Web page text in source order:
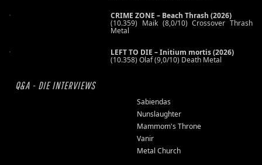
CRIME ZONE – Beach Thrash (2026)
(10.359) Maik (8,0/10) Crossover Thrash
Metal
LEFT TO DIE – Initium mortis (2026)
(10.358) Olaf (9,0/10) Death Metal
Q&A - DIE INTERVIEWS
Sabiendas
Nunslaughter
Mammom's Throne
Vanir
Metal Church